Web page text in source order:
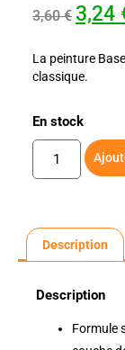
3,60€ 3,24
La peinture
classique.
En stock
Description
Description
Formule